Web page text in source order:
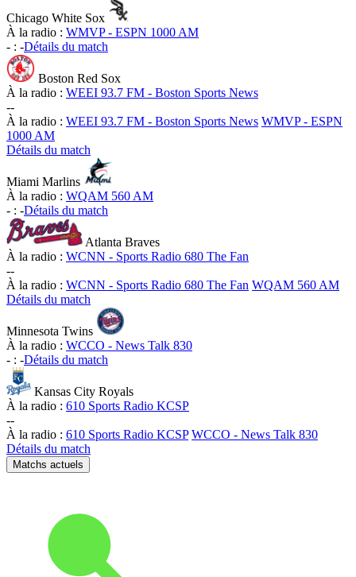
Chicago White Sox
À la radio : WMVP - ESPN 1000 AM
- : -Détails du match
Boston Red Sox
À la radio : WEEI 93.7 FM - Boston Sports News
--
À la radio : WEEI 93.7 FM - Boston Sports News WMVP - ESPN
1000 AM
Détails du match
Miami Marlins
À la radio : WQAM 560 AM
- : -Détails du match
Atlanta Braves
À la radio : WCNN - Sports Radio 680 The Fan
--
À la radio : WCNN - Sports Radio 680 The Fan WQAM 560 AM
Détails du match
Minnesota Twins
À la radio : WCCO - News Talk 830
- : -Détails du match
Kansas City Royals
À la radio : 610 Sports Radio KCSP
--
À la radio : 610 Sports Radio KCSP WCCO - News Talk 830
Détails du match
Matchs actuels